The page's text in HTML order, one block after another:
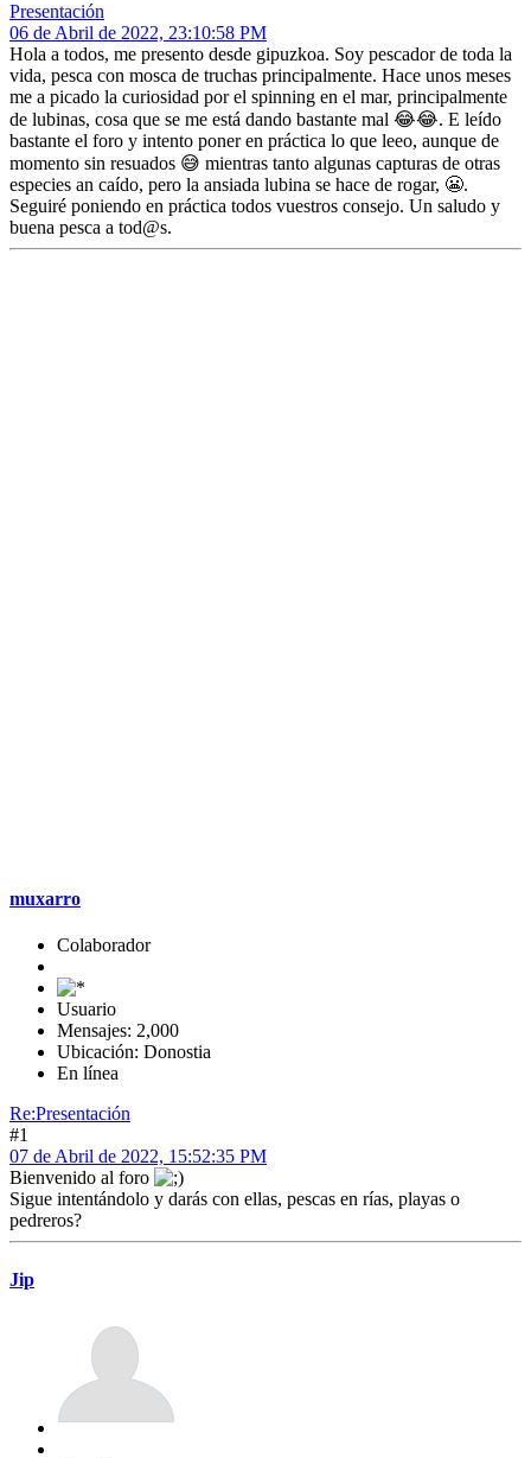
Presentación
06 de Abril de 2022, 23:10:58 PM
Hola a todos, me presento desde gipuzkoa. Soy pescador de toda la
vida, pesca con mosca de truchas principalmente. Hace unos meses
me a picado la curiosidad por el spinning en el mar, principalmente
de lubinas, cosa que se me está dando bastante mal 😂😂. E leído
bastante el foro y intento poner en práctica lo que leeo, aunque de
momento sin resuados 😅 mientras tanto algunas capturas de otras
especies an caído, pero la ansiada lubina se hace de rogar, 😬.
Seguiré poniendo en práctica todos vuestros consejo. Un saludo y
buena pesca a tod@s.
muxarro
Colaborador
Usuario
Mensajes: 2,000
Ubicación: Donostia
En línea
Re:Presentación
#1
07 de Abril de 2022, 15:52:35 PM
Bienvenido al foro
Sigue intentándolo y darás con ellas, pescas en rías, playas o
pedreros?
Jip